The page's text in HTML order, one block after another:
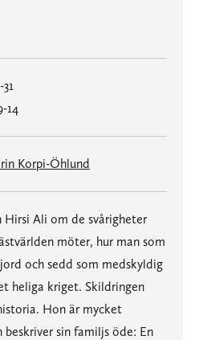
14
Korpi-Öhlund
Ali om de svårigheter
möter, hur man som
och sedd som medskyldig
heliga kriget. Skildringen
Hon är mycket
sin familjs öde: En